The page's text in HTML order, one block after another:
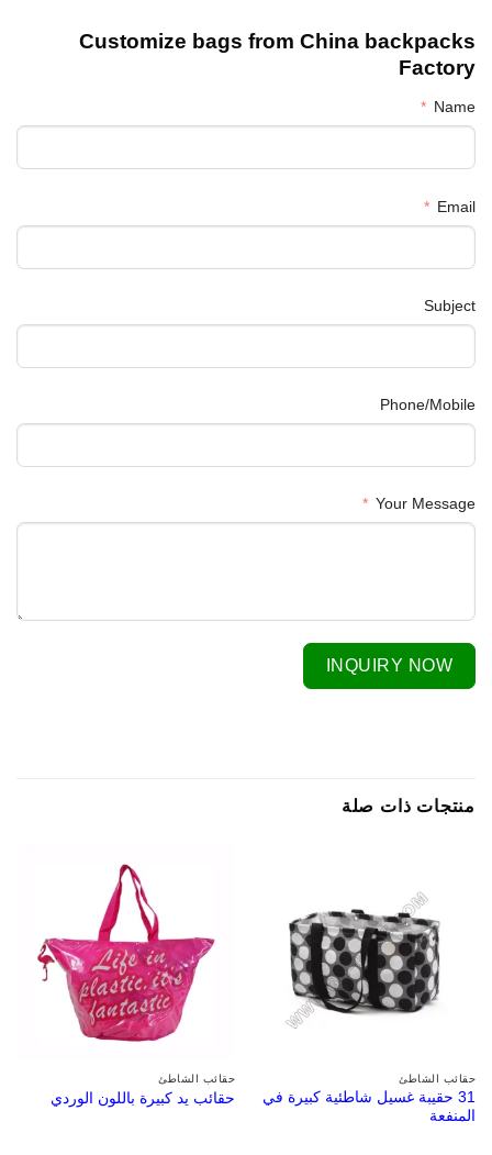
Customize bags from China backpacks
Factory
Name
Email
Subject
Phone/Mobile
Your Message
INQUIRY NOW
منتجات ذات صلة
حقائب الشاطئ
31 حقيبة غسيل شاطئية كبيرة في
المنفعة
حقائب الشاطئ
حقائب يد كبيرة باللون الوردي